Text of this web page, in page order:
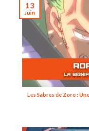
Les Sabres de Zoro :
13
Juin